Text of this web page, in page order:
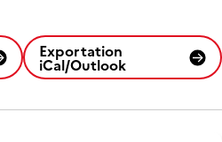
Exportation
iCal/Outlook